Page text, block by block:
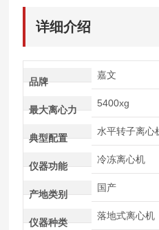
详细介绍
品牌
嘉文
最大离心力
5400xg
典型配置
水平转子离心
仪器功能
冷冻离心机
产地类别
国产
仪器种类
落地式离心机